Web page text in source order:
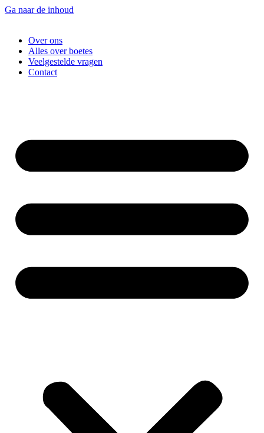
Ga naar de inhoud
Over ons
Alles over boetes
Veelgestelde vragen
Contact